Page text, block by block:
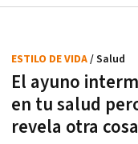
El ayuno
en tu salud
revela otra cosa
ESTILO DE VIDA/ Salud